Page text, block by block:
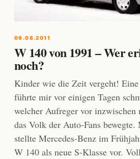
09.08.2011
W 140 von 1991 – Wer
noch?
Kinder wie die Zeit vergeht!
führte mir vor einigen Tagen
welcher Aufreger vor inzwischen
das Volk der Auto-Fans
stellte Mercedes-Benz im
W 140 als neue S-Klasse vor.